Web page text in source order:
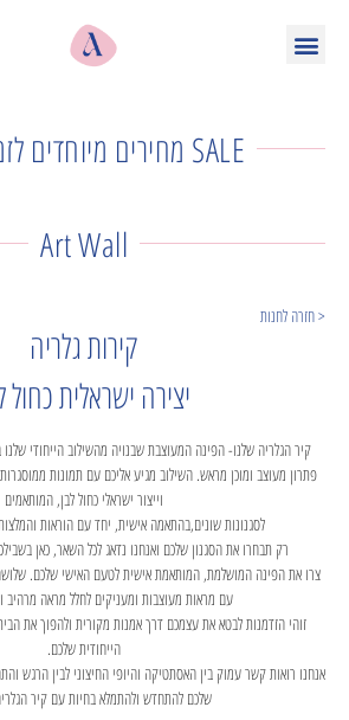
SALE מחירים מיוחדים לזמן מוגבל
Art Wall
< חזרה לחנות
קירות גלריה
יצירה ישראלית כחול
קיר הגלריה שלנו- הפינה המעוצבת שבנויה מהשילוב הייחודי שלנו
פתרון מעוצב ומוכן מראש. השילוב מגיע אליכם עם תמונות ממוסגרות
וייצור ישראלי כחול לבן, המותאמים
לסגנונות שונים,בהתאמה אישית, יחד עם הוראות
רק תבחרו את הסגנון שלכם ואנחנו נדאג לכל השאר, כאן
צרו את הפינה המושלמת, המותאמת אישית לטעם האישי שלכם.
עם מראות מעוצבות ומעניקים לחלל מראה מרהיב
זוהי הזדמנות לבטא את עצמכם דרך אמנות מקורית ולהפוך את
הייחודית שלכם.
אנחנו רואות קשר עמוק בין האסתטיקה והיופי החיצוני לבין הרגש
שלכם להתחדש ולהתמלא בחיות עם קיר